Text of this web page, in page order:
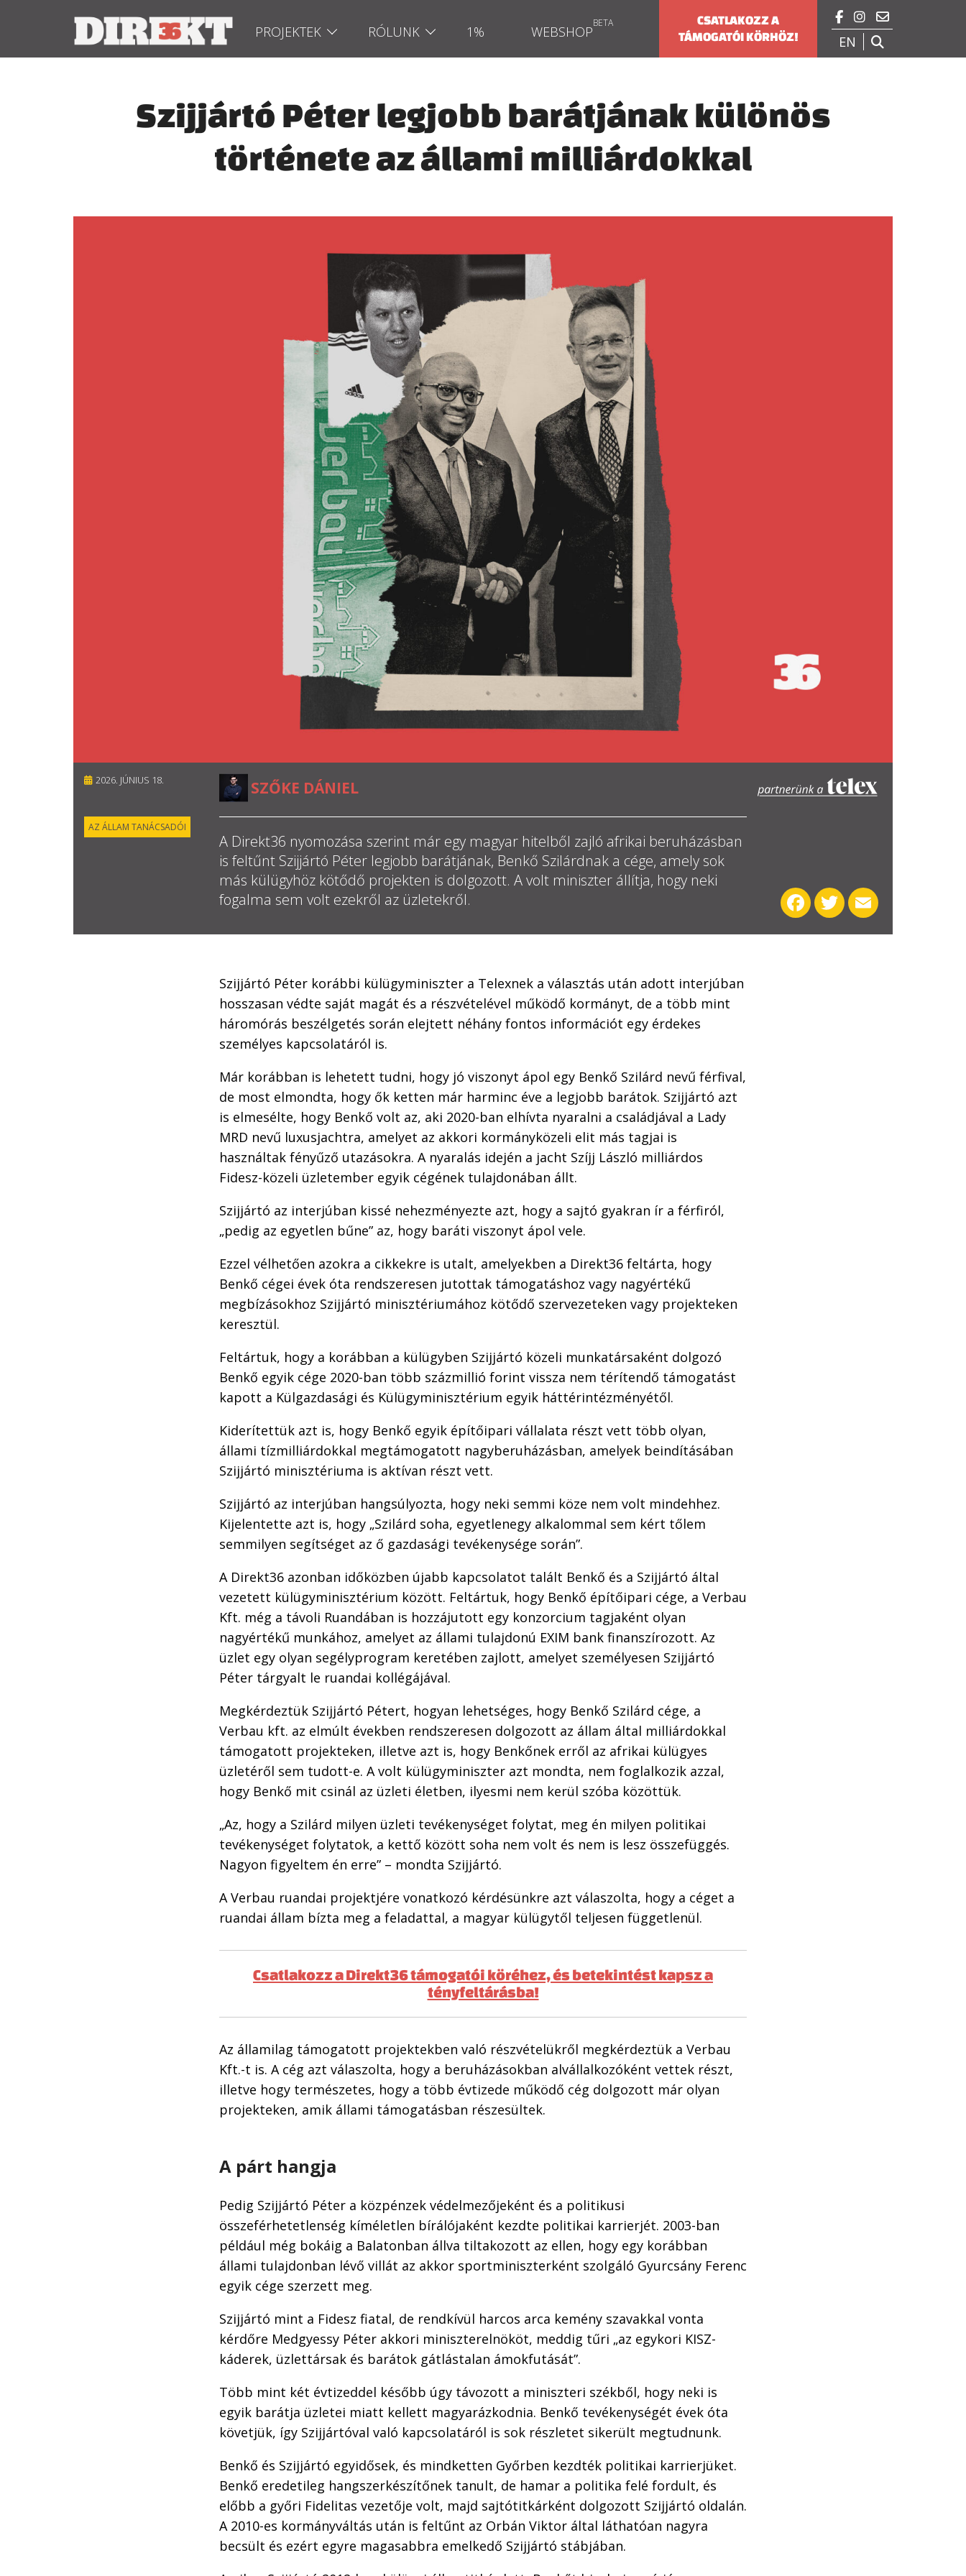
PROJEKTEK RÓLUNK 1% WEBSHOP
  
EN 
CSATLAKOZZ A
TÁMOGATÓI KÖRHÖZ!
Szijjártó Péter legjobb barátjának különös
története az állami milliárdokkal
2026. JÚNIUS 18.
AZ ÁLLAM TANÁCSADÓI
SZŐKE DÁNIEL
A Direkt36 nyomozása szerint már egy magyar hitelből zajló afrikai beruházásban
is feltűnt Szijjártó Péter legjobb barátjának, Benkő Szilárdnak a cége, amely sok
más külügyhöz kötődő projekten is dolgozott. A volt miniszter állítja, hogy neki
fogalma sem volt ezekről az üzletekről.
Facebook
TwitterEmail
Szijjártó Péter korábbi külügyminiszter a Telexnek a választás után adott interjúban
hosszasan védte saját magát és a részvételével működő kormányt, de a több mint
háromórás beszélgetés során elejtett néhány fontos információt egy érdekes
személyes kapcsolatáról is.
Már korábban is lehetett tudni, hogy jó viszonyt ápol egy Benkő Szilárd nevű férfival,
de most elmondta, hogy ők ketten már harminc éve a legjobb barátok. Szijjártó azt
is elmesélte, hogy Benkő volt az, aki 2020-ban elhívta nyaralni a családjával a Lady
MRD nevű luxusjachtra, amelyet az akkori kormányközeli elit más tagjai is
használtak fényűző utazásokra. A nyaralás idején a jacht Szíjj László milliárdos
Fidesz-közeli üzletember egyik cégének tulajdonában állt.
Szijjártó az interjúban kissé nehezményezte azt, hogy a sajtó gyakran ír a férfiról,
„pedig az egyetlen bűne” az, hogy baráti viszonyt ápol vele.
Ezzel vélhetően azokra a cikkekre is utalt, amelyekben a Direkt36 feltárta, hogy
Benkő cégei évek óta rendszeresen jutottak támogatáshoz vagy nagyértékű
megbízásokhoz Szijjártó minisztériumához kötődő szervezeteken vagy projekteken
keresztül.
Feltártuk, hogy a korábban a külügyben Szijjártó közeli munkatársaként dolgozó
Benkő egyik cége 2020-ban több százmillió forint vissza nem térítendő támogatást
kapott a Külgazdasági és Külügyminisztérium egyik háttérintézményétől.
Kiderítettük azt is, hogy Benkő egyik építőipari vállalata részt vett több olyan,
állami tízmilliárdokkal megtámogatott nagyberuházásban, amelyek beindításában
Szijjártó minisztériuma is aktívan részt vett.
Szijjártó az interjúban hangsúlyozta, hogy neki semmi köze nem volt mindehhez.
Kijelentette azt is, hogy „Szilárd soha, egyetlenegy alkalommal sem kért tőlem
semmilyen segítséget az ő gazdasági tevékenysége során”.
A Direkt36 azonban időközben újabb kapcsolatot talált Benkő és a Szijjártó által
vezetett külügyminisztérium között. Feltártuk, hogy Benkő építőipari cége, a Verbau
Kft. még a távoli Ruandában is hozzájutott egy konzorcium tagjaként olyan
nagyértékű munkához, amelyet az állami tulajdonú EXIM bank finanszírozott. Az
üzlet egy olyan segélyprogram keretében zajlott, amelyet személyesen Szijjártó
Péter tárgyalt le ruandai kollégájával.
Megkérdeztük Szijjártó Pétert, hogyan lehetséges, hogy Benkő Szilárd cége, a
Verbau kft. az elmúlt években rendszeresen dolgozott az állam által milliárdokkal
támogatott projekteken, illetve azt is, hogy Benkőnek erről az afrikai külügyes
üzletéről sem tudott-e. A volt külügyminiszter azt mondta, nem foglalkozik azzal,
hogy Benkő mit csinál az üzleti életben, ilyesmi nem kerül szóba közöttük.
„Az, hogy a Szilárd milyen üzleti tevékenységet folytat, meg én milyen politikai
tevékenységet folytatok, a kettő között soha nem volt és nem is lesz összefüggés.
Nagyon figyeltem én erre” – mondta Szijjártó.
A Verbau ruandai projektjére vonatkozó kérdésünkre azt válaszolta, hogy a céget a
ruandai állam bízta meg a feladattal, a magyar külügytől teljesen függetlenül.
Csatlakozz a Direkt36 támogatói köréhez, és betekintést kapsz a
tényfeltárásba!
Az államilag támogatott projektekben való részvételükről megkérdeztük a Verbau
Kft.-t is. A cég azt válaszolta, hogy a beruházásokban alvállalkozóként vettek részt,
illetve hogy természetes, hogy a több évtizede működő cég dolgozott már olyan
projekteken, amik állami támogatásban részesültek.
A párt hangja
Pedig Szijjártó Péter a közpénzek védelmezőjeként és a politikusi
összeférhetetlenség kíméletlen bírálójaként kezdte politikai karrierjét. 2003-ban
például még bokáig a Balatonban állva tiltakozott az ellen, hogy egy korábban
állami tulajdonban lévő villát az akkor sportminiszterként szolgáló Gyurcsány Ferenc
egyik cége szerzett meg.
Szijjártó mint a Fidesz fiatal, de rendkívül harcos arca kemény szavakkal vonta
kérdőre Medgyessy Péter akkori miniszterelnököt, meddig tűri „az egykori KISZ-
káderek, üzlettársak és barátok gátlástalan ámokfutását”.
Több mint két évtizeddel később úgy távozott a miniszteri székből, hogy neki is
egyik barátja üzletei miatt kellett magyarázkodnia. Benkő tevékenységét évek óta
követjük, így Szijjártóval való kapcsolatáról is sok részletet sikerült megtudnunk.
Benkő és Szijjártó egyidősek, és mindketten Győrben kezdték politikai karrierjüket.
Benkő eredetileg hangszerkészítőnek tanult, de hamar a politika felé fordult, és
előbb a győri Fidelitas vezetője volt, majd sajtótitkárként dolgozott Szijjártó oldalán.
A 2010-es kormányváltás után is feltűnt az Orbán Viktor által láthatóan nagyra
becsült és ezért egyre magasabbra emelkedő Szijjártó stábjában.